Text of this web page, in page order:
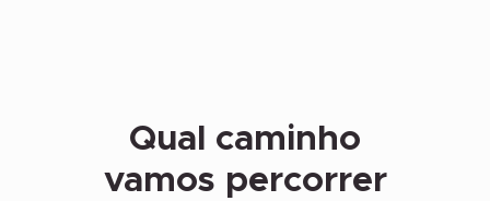
Qual caminho
vamos percorrer